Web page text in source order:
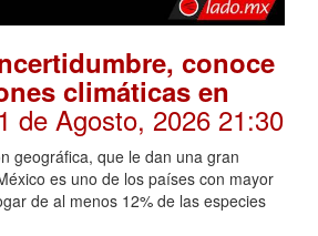
conoce
climáticas en
de Agosto, 2026 21:30
geográfica, que le dan una gran
es uno de los países con mayor
de al menos 12% de las especies